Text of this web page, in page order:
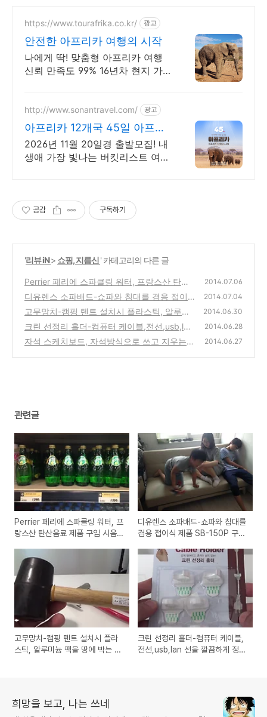
https://www.tourafrika.co.kr/ 광고
안전한 아프리카 여행의 시작
나에게 딱! 맞춤형 아프리카 여행
신뢰 만족도 99% 16년차 현지 가
http://www.sonantravel.com/ 광고
아프리카 12개국 45일 아프리
카 12개국 45일
2026년 11월 20일경 출발모집! 내
생애 가장 빛나는 버킷리스트 여
공감 구독하기
'리뷰 iN> 쇼핑, 지름신' 카테고리의 다른 글
Perrier 페리에 스파클링 워터, 프랑스산 탄산
음료 제품 구입 시음기와 국산제품 비교
(0)
2014.07.06
디유렌스 소파배드-쇼파와 침대를 겸용 접이
식 제품 SB-150P 구입 사용기와 장단점
(4)
2014.07.04
고무망치-캠핑 텐트 설치시 플라스틱, 알루미
늄 팩을 땅에 박는 용도의 제품 구입
(0)
2014.06.30
크린 선정리 홀더-컴퓨터 케이블,전선,usb,lan
선을 깔끔하게 정리하는 제품 사용기
(2)
2014.06.28
자석 스케치보드, 자석방식으로 쓰고 지우는
2014.06.27
관련글
Perrier 페리에 스파클링 워터, 프
랑스산 탄산음료 제품 구입 시음
디유렌스 소파배드-쇼파와 침대를
겸용 접이식 제품 SB-150P 구입
고무망치-캠핑 텐트 설치시 플라
스틱, 알루미늄 팩을 땅에 박는 용
크린 선정리 홀더-컴퓨터 케이블,
전선,usb,lan 선을 깔끔하게 정리
희망을 보고, 나는 쓰네